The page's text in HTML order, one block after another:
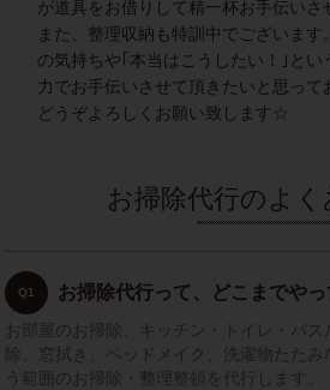
が道具をお借りして精一杯お手伝いさ
また、整理収納も特訓中でございま
の気持ちや｢本当はこうしたい！｣とい
力でお手伝いさせて頂きたいと思って
どうぞよろしくお願い致します☆
お掃除代行のよく
Q1 お掃除代行って、どこまでやっ
お部屋のお掃除、キッチン・トイレ・バス
除、窓拭き、ベッドメイク、洗濯物たたみ
う範囲のお掃除・整理整頓を代行します。